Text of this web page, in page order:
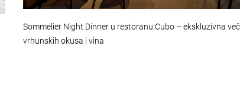
Sommelier Night Dinner u restoranu Cubo – ekskluzivna
vrhunskih okusa i vina